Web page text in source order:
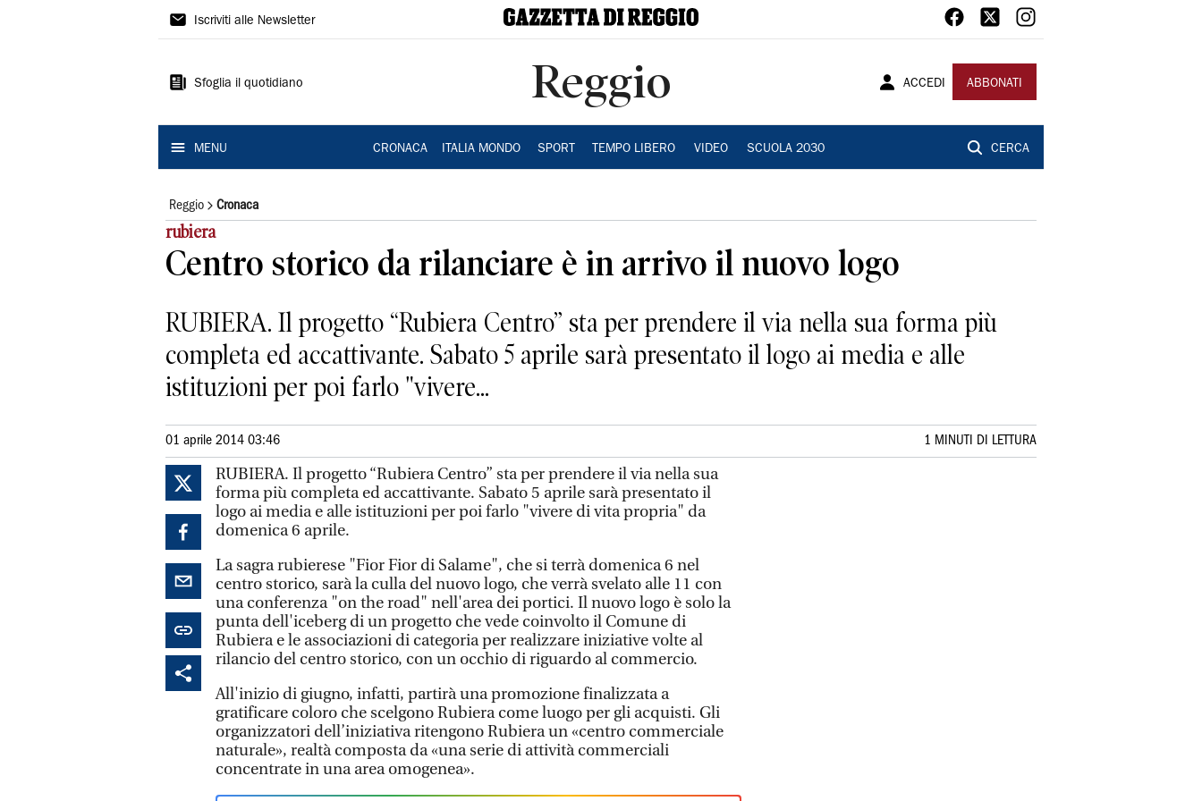
Gazzetta
Reggio
Iscriviti alle Newsletter
Sfoglia il quotidiano Reggio ACCEDI ABBONATI
MENU CRONACA ITALIA MONDO SPORT TEMPO LIBERO VIDEO SCUOLA 2030 CERCA
Reggio Cronaca
rubiera
Centro storico da rilanciare è in arrivo il nuovo logo
RUBIERA. Il progetto “Rubiera Centro” sta per prendere il via nella sua forma più
completa ed accattivante. Sabato 5 aprile sarà presentato il logo ai media e alle
istituzioni per poi farlo "vivere...
01 aprile 2014 03:46 1 MINUTI DI LETTURA
RUBIERA. Il progetto “Rubiera Centro” sta per prendere il via nella sua
forma più completa ed accattivante. Sabato 5 aprile sarà presentato il
logo ai media e alle istituzioni per poi farlo "vivere di vita propria" da
domenica 6 aprile.
La sagra rubierese "Fior Fior di Salame", che si terrà domenica 6 nel
centro storico, sarà la culla del nuovo logo, che verrà svelato alle 11 con
una conferenza "on the road" nell'area dei portici. Il nuovo logo è solo la
punta dell'iceberg di un progetto che vede coinvolto il Comune di
Rubiera e le associazioni di categoria per realizzare iniziative volte al
rilancio del centro storico, con un occhio di riguardo al commercio.
All'inizio di giugno, infatti, partirà una promozione finalizzata a
gratificare coloro che scelgono Rubiera come luogo per gli acquisti. Gli
organizzatori dell’iniziativa ritengono Rubiera un «centro commerciale
naturale», realtà composta da «una serie di attività commerciali
concentrate in una area omogenea».